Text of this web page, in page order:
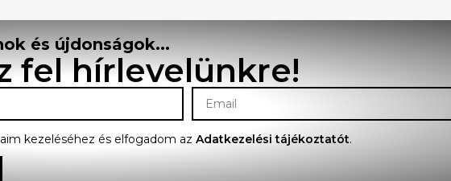
és újdonságok...
fel hírlevelünkre!
kezeléséhez és elfogadom azAdatkezelési tájékoztatót.